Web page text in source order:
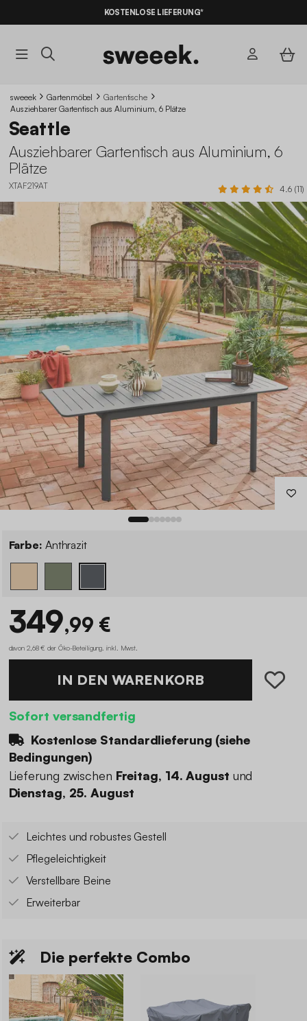
KOSTENLOSE LIEFERUNG*
sweeek Gartenmöbel
Gartentische
Ausziehbarer Gartentisch aus Aluminium, 6 Plätze
Seattle
Ausziehbarer Gartentisch aus Aluminium, 6
Plätze
XTAF219AT 4.6 (11)
Farbe: Anthrazit
349,99 €
davon 2,68 € der Öko-Beteiligung inkl. Mwst.
IN DEN WARENKORB
Sofort versandfertig
Kostenlose Standardlieferung (siehe
Bedingungen)
Lieferung zwischen Freitag, 14. August und
Dienstag, 25. August
Leichtes und robustes Gestell
Pflegeleichtigkeit
Verstellbare Beine
Erweiterbar
Die perfekte Combo